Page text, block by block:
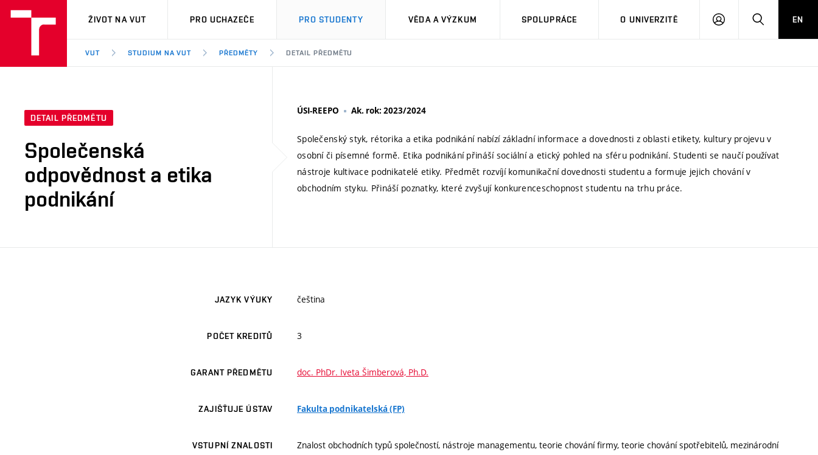
VUT
ŽIVOT NA VUT PRO UCHAZEČE PRO STUDENTY VĚDA A VÝZKUM SPOLUPRÁCE O UNIVERZITĚ
PŘIHLÁSIT HLEDATEN
VUT STUDIUM NA VUT PŘEDMĚTY DETAIL PŘEDMĚTU
DETAIL PŘEDMĚTU
Společenská
odpovědnost a etika
podnikání
ÚSI-REEPO Ak. rok: 2023/2024
Společenský styk, rétorika a etika podnikání nabízí základní informace a dovednosti z oblasti etikety, kultury projevu v
osobní či písemné formě. Etika podnikání přináší sociální a etický pohled na sféru podnikání. Studenti se naučí používat
nástroje kultivace podnikatelé etiky. Předmět rozvíjí komunikační dovednosti studentu a formuje jejich chování v
obchodním styku. Přináší poznatky, které zvyšují konkurenceschopnost studentu na trhu práce.
JAZYK VÝUKY čeština
POČET KREDITŮ 3
GARANT PŘEDMĚTU doc. PhDr. Iveta Šimberová, Ph.D.
ZAJIŠŤUJE ÚSTAV Fakulta podnikatelská (FP)
VSTUPNÍ ZNALOSTI
Znalost obchodních typů společností, nástroje managementu, teorie chování firmy, teorie chování spotřebitelů, mezinárodní